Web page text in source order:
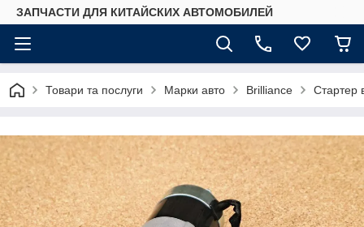
ЗАПЧАСТИ ДЛЯ КИТАЙСКИХ АВТОМОБИЛЕЙ
Товари та послуги Марки авто Brilliance Стартер